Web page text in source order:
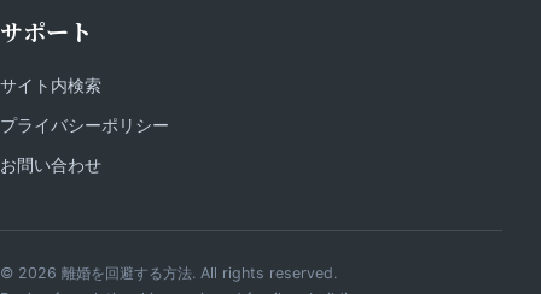
サポート
サイト内検索
プライバシーポリシー
お問い合わせ
© 2026 離婚を回避する方法. All rights reserved.